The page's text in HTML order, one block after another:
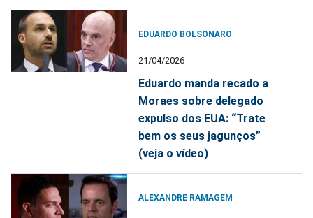
EDUARDO BOLSONARO
21/04/2026
Eduardo manda recado a
Moraes sobre delegado
expulso dos EUA: “Trate
bem os seus jagunços”
(veja o vídeo)
ALEXANDRE RAMAGEM